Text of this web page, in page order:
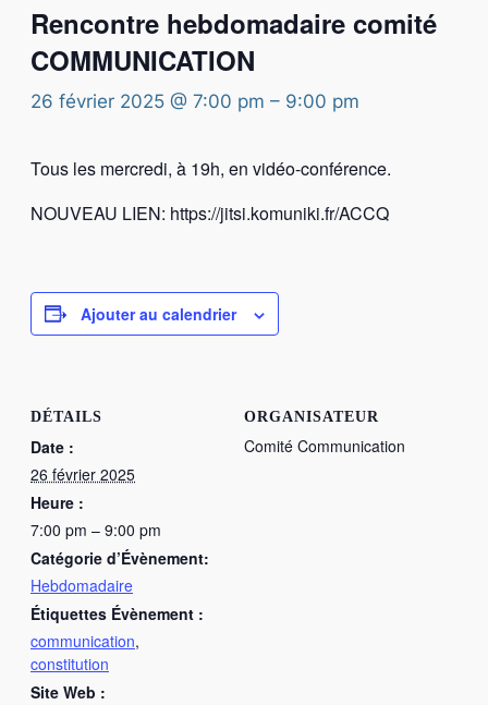
Rencontre hebdomadaire comité
COMMUNICATION
26 février 2025 @ 7:00 pm – 9:00 pm
Tous les mercredi, à 19h, en vidéo-conférence.
NOUVEAU LIEN: https://jitsi.komuniki.fr/ACCQ
Ajouter au calendrier
DÉTAILS
Date :
26 février 2025
Heure :
7:00 pm – 9:00 pm
Catégorie d’Évènement:
Hebdomadaire
Étiquettes Évènement :
communication,
constitution
Site Web :
ORGANISATEUR
Comité Communication